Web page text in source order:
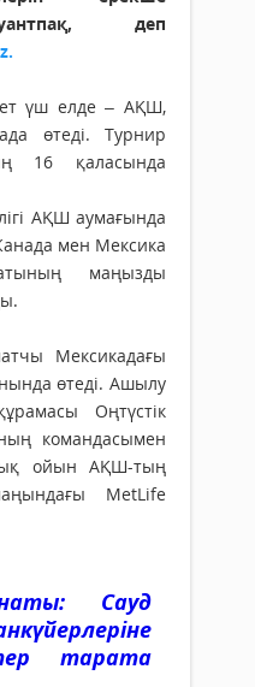
деп
үш елде – АҚШ,
өтеді. Турнир
16 қаласында
АҚШ аумағында
мен Мексика
маңызды
Мексикадағы
өтеді. Ашылу
Оңтүстік
командасымен
ойын АҚШ-тың
MetLife
Сауд
тарата